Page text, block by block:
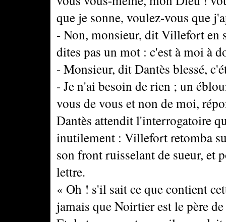
que je sonne, voulez-vous que
- Non, monsieur, dit Villefort en
dites pas un mot : c'est à moi à
- Monsieur, dit Dantès blessé,
- Je n'ai besoin de rien ; un
vous de vous et non de moi,
Dantès attendit l'interrogatoire
inutilement : Villefort retomba
son front ruisselant de sueur, et
lettre.
« Oh ! s'il sait ce que contient
jamais que Noirtier est le père